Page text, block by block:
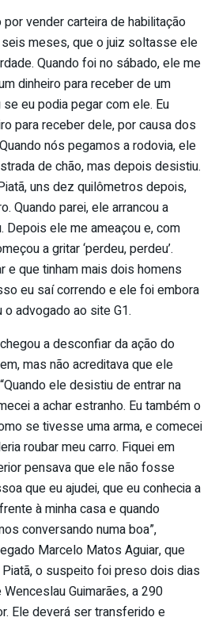
vender carteira de habilitação
meses, que o juiz soltasse ele
Quando foi no sábado, ele me
dinheiro para receber de um
eu podia pegar com ele. Eu
para receber dele, por causa dos
nós pegamos a rodovia, ele
de chão, mas depois desistiu.
uns dez quilômetros depois,
Quando parei, ele arrancou a
Depois ele me ameaçou e, com
a gritar ‘perdeu, perdeu’.
e que tinham mais dois homens
eu saí correndo e ele foi embora
o advogado ao site G1.
a desconfiar da ação do
mas não acreditava que ele
ele desistiu de entrar na
a achar estranho. Eu também o
se tivesse uma arma, e comecei
roubar meu carro. Fiquei em
pensava que ele não fosse
que eu ajudei, que eu conhecia a
à minha casa e quando
conversando numa boa”,
Marcelo Matos Aguiar, que
o suspeito foi preso dois dias
Guimarães, a 290
Ele deverá ser transferido e